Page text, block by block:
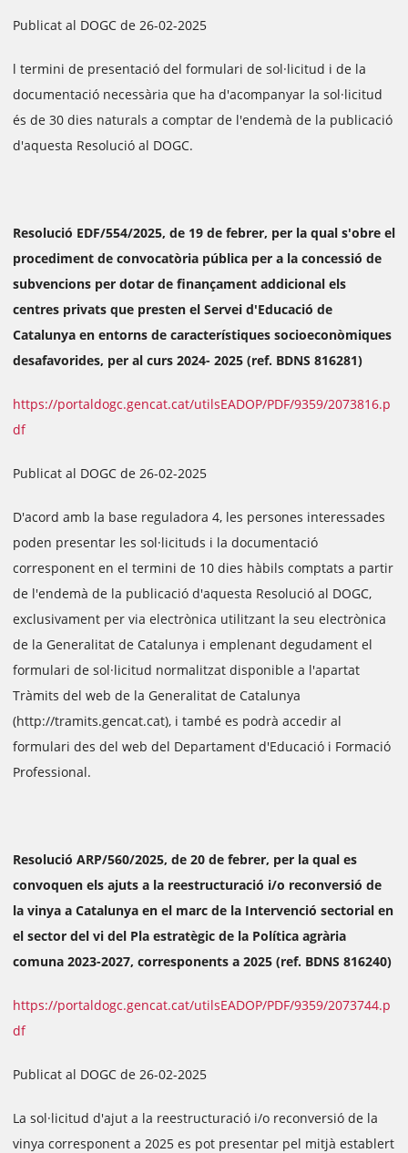
Publicat al DOGC de 26-02-2025
l termini de presentació del formulari de sol·licitud i de la
documentació necessària que ha d'acompanyar la sol·licitud
és de 30 dies naturals a comptar de l'endemà de la publicació
d'aquesta Resolució al DOGC.
Resolució EDF/554/2025, de 19 de febrer, per la qual s'obre el
procediment de convocatòria pública per a la concessió de
subvencions per dotar de finançament addicional els
centres privats que presten el Servei d'Educació de
Catalunya en entorns de característiques socioeconòmiques
desafavorides, per al curs 2024- 2025 (ref. BDNS 816281)
https://portaldogc.gencat.cat/utilsEADOP/PDF/9359/2073816.p
df
Publicat al DOGC de 26-02-2025
D'acord amb la base reguladora 4, les persones interessades
poden presentar les sol·licituds i la documentació
corresponent en el termini de 10 dies hàbils comptats a partir
de l'endemà de la publicació d'aquesta Resolució al DOGC,
exclusivament per via electrònica utilitzant la seu electrònica
de la Generalitat de Catalunya i emplenant degudament el
formulari de sol·licitud normalitzat disponible a l'apartat
Tràmits del web de la Generalitat de Catalunya
(http://tramits.gencat.cat), i també es podrà accedir al
formulari des del web del Departament d'Educació i Formació
Professional.
Resolució ARP/560/2025, de 20 de febrer, per la qual es
convoquen els ajuts a la reestructuració i/o reconversió de
la vinya a Catalunya en el marc de la Intervenció sectorial en
el sector del vi del Pla estratègic de la Política agrària
comuna 2023-2027, corresponents a 2025 (ref. BDNS 816240)
https://portaldogc.gencat.cat/utilsEADOP/PDF/9359/2073744.p
df
Publicat al DOGC de 26-02-2025
La sol·licitud d'ajut a la reestructuració i/o reconversió de la
vinya corresponent a 2025 es pot presentar pel mitjà establert